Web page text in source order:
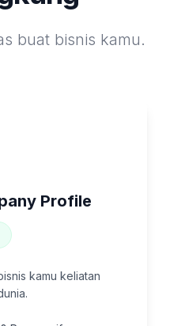
buat bisnis kamu.
Profile
kamu keliatan